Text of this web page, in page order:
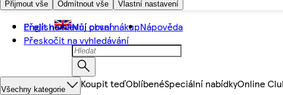
Přijmout vše Odmítnout vše Vlastní nastavení
Přejít na hlavní obsah
Přeskočit na vyhledávání
English Můj první nákupNápověda
Všechny kategorie Koupit teďOblíbenéSpeciální nabídkyOnline